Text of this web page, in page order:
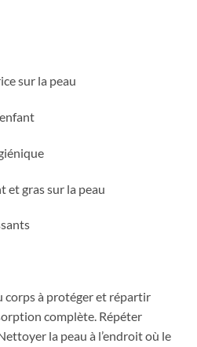
sur la peau
et gras sur la peau
corps à protéger et répartir
complète. Répéter
la peau à l’endroit où le